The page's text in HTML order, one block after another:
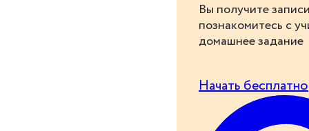
Вы получите
познакомитесь с
домашнее задание
Начать бесплатно